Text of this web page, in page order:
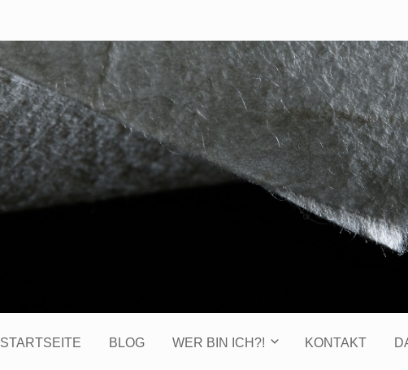
STARTSEITE BLOG WER BIN ICH?! KONTAKT